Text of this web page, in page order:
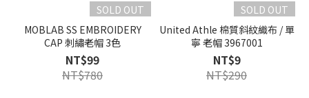
SOLD OUT
MOBLAB SS EMBROIDERY
CAP 刺繡老帽 3色
NT$99
NT$780
SOLD OUT
United Athle 棉質斜紋織布 / 單
寧 老帽 3967001
NT$9
NT$290